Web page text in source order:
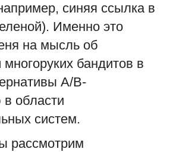
синяя ссылка в
Именно это
на мысль об
бандитов в
A/B-
области
систем.
рассмотрим